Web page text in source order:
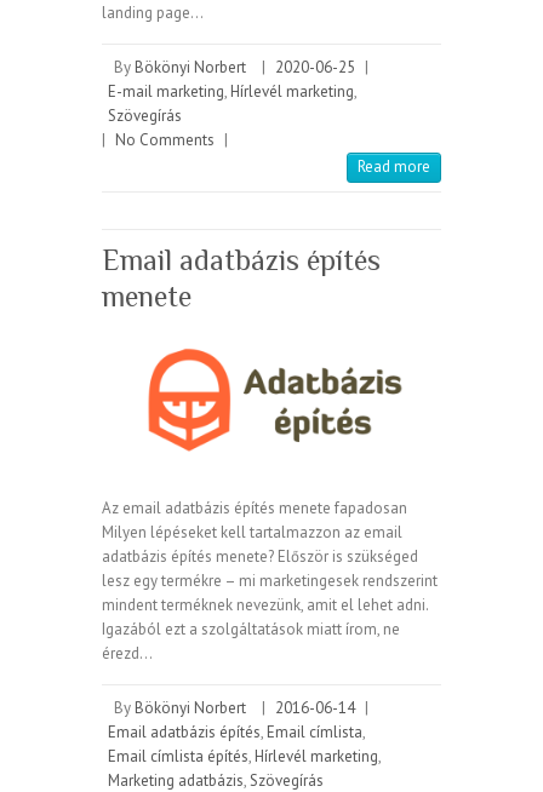
landing page…
By Bökönyi Norbert | 2020-06-25 |
E-mail marketing, Hírlevél marketing,
Szövegírás
| No Comments |
Read more
Email adatbázis építés
menete
Az email adatbázis építés menete fapadosan
Milyen lépéseket kell tartalmazzon az email
adatbázis építés menete? Először is szükséged
lesz egy termékre – mi marketingesek rendszerint
mindent terméknek nevezünk, amit el lehet adni.
Igazából ezt a szolgáltatások miatt írom, ne
érezd…
By Bökönyi Norbert | 2016-06-14 |
Email adatbázis építés, Email címlista,
Email címlista építés, Hírlevél marketing,
Marketing adatbázis,Szövegírás